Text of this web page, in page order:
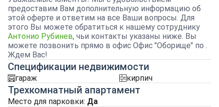
предоставим Вам дополнительную информацию об
этой оферте и ответим на все Ваши вопросы. Для
этого Вы можете обратиться к нашему сотруднику
Антонио Рубинев, чьи контакты указаны ниже. Вы
можете позвонить прямо в офис Офис "Оборище" по .
Ждем Вас!
Спецификации недвижимости
garajгараж tuhlaкирпич
Трехкомнатный апартамент
Место для парковки: Да